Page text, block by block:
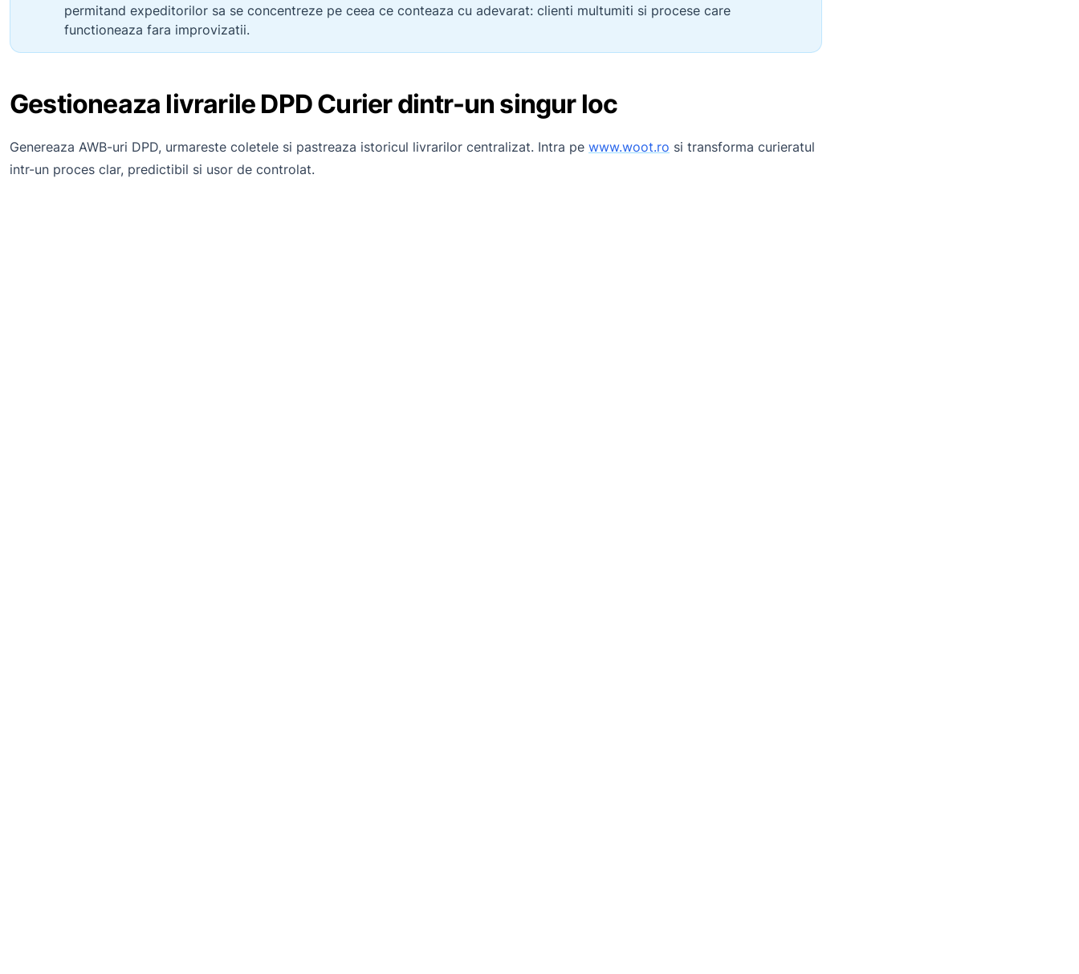
permitand expeditorilor sa se concentreze pe ceea ce conteaza cu adevarat: clienti multumiti si procese care
functioneaza fara improvizatii.
Gestioneaza livrarile DPD Curier dintr-un singur loc
Genereaza AWB-uri DPD, urmareste coletele si pastreaza istoricul livrarilor centralizat. Intra pe www.woot.ro si transforma curieratul
intr-un proces clar, predictibil si usor de controlat.